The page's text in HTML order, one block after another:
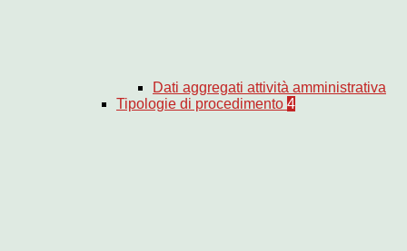
Dati aggregati attività amministrativa
Tipologie di procedimento 4